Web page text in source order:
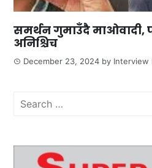
समर्थन गुमाउँदै माओवादी,
अनिश्चिच
December 23, 2024 by Interview
Search